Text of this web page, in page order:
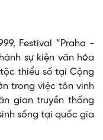
Festival “Praha -
sự kiện văn hóa
thiểu số tại Cộng
trong việc tôn vinh
gian truyền thống
sống tại quốc gia